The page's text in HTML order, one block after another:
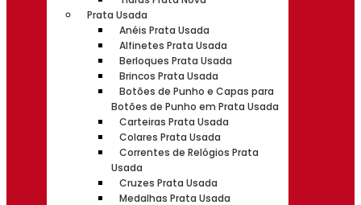
Prata Usada
Anéis Prata Usada
Alfinetes Prata Usada
Berloques Prata Usada
Brincos Prata Usada
Botões de Punho e Capas para
Botões de Punho em Prata Usada
Carteiras Prata Usada
Colares Prata Usada
Correntes de Relógios Prata
Usada
Cruzes Prata Usada
Medalhas Prata Usada